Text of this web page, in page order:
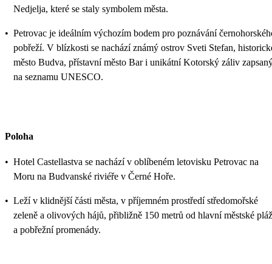
Nedjelja, které se staly symbolem města.
• Petrovac je ideálním výchozím bodem pro poznávání
pobřeží. V blízkosti se nachází známý ostrov Sveti Stefan,
město Budva, přístavní město Bar i unikátní Kotorský záliv
na seznamu UNESCO.
Poloha
• Hotel Castellastva se nachází v oblíbeném letovisku Petrovac na
Moru na Budvanské riviéře v Černé Hoře.
• Leží v klidnější části města, v příjemném prostředí středomořské
zeleně a olivových hájů, přibližně 150 metrů od hlavní městské
a pobřežní promenády.